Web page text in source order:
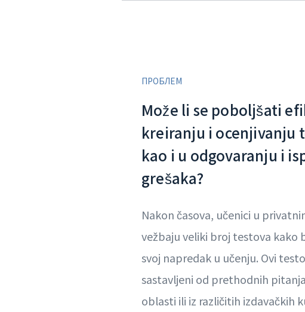
ПРОБЛЕМ
Može li se poboljšati
kreiranju i ocenjivanju
kao i u odgovaranju i
grešaka?
Nakon časova, učenici u
vežbaju veliki broj testova kako
svoj napredak u učenju. Ovi
sastavljeni od prethodnih
oblasti ili iz različitih izdavačkih